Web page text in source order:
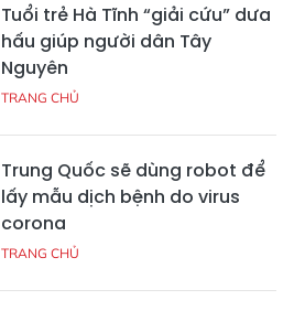
Tuổi trẻ Hà Tĩnh “giải cứu” dưa
hấu giúp người dân Tây
Nguyên
TRANG CHỦ
Trung Quốc sẽ dùng robot để
lấy mẫu dịch bệnh do virus
corona
TRANG CHỦ